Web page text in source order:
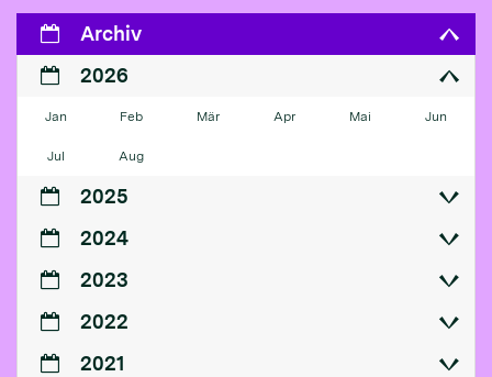
Archiv
2026
Jan Feb Mär Apr Mai Jun
Jul Aug
2025
2024
2023
2022
2021